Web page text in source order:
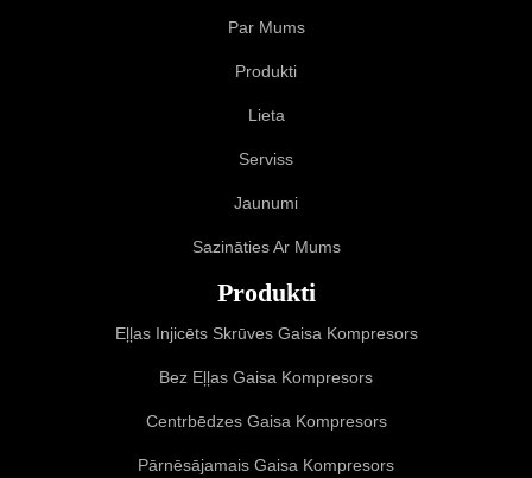
Par Mums
Produkti
Lieta
Serviss
Jaunumi
Sazināties Ar Mums
Produkti
Eļļas Injicēts Skrūves Gaisa Kompresors
Bez Eļļas Gaisa Kompresors
Centrbēdzes Gaisa Kompresors
Pārnēsājamais Gaisa Kompresors